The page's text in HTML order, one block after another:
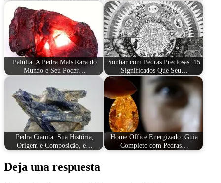
Painita: A Pedra Mais Rara do
Mundo e Seu Poder…
Sonhar com Pedras Preciosas: 15
Significados Que Seu…
Pedra Cianita: Sua História,
Origem e Composição, e…
Home Office Energizado: Guia
Completo com Pedras…
Deja una respuesta